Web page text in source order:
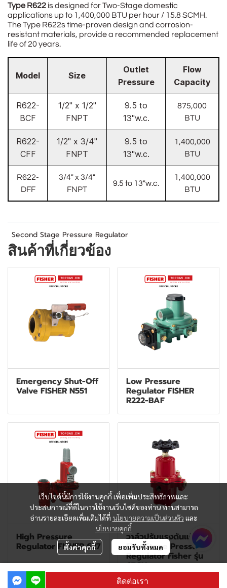
Type R622 is designed for Two-Stage domestic
applications up to 1,400,000 BTU per hour / 15.8 SCMH.
The Type R622s time-proven design and corrosion-
resistant materials, provide a recommended replacement
life of 20 years.
Model Size
Outlet
Pressure
Flow
Capacity
R622-
BCF
1/2" x 1/2"
FNPT
9.5 to
13"w.c.
875,000
BTU
R622-
CFF
1/2" x 3/4"
FNPT
9.5 to
13"w.c.
1,400,000
BTU
R622-
DFF
3/4" x 3/4"
FNPT
9.5 to 13"w.c.
1,400,000
BTU
Second Stage Pressure Regulator
สินค้าที่เกี่ยวข้อง
Emergency Shut-Off
Valve FISHER N551
Low Pressure
Regulator FISHER
R222-BAF
High Pressure
Regulator FISHER 627
วาล์วปรับแรงดันแก๊ส
First Stage Pressure
Regulator Fisher รุ่น
67CH
ติดต่อเรา
เว็บไซต์นี้มีการใช้งานคุกกี้ เพื่อเพิ่มประสิทธิภาพและ
ประสบการณ์ที่ดีในการใช้งานเว็บไซต์ของท่าน ท่านสามารถ
อ่านรายละเอียดเพิ่มเติมได้ที่ นโยบายความเป็นส่วนตัว และ
นโยบายคุกกี้
ตั้งค่าคุกกี้ ยอมรับทั้งหมด